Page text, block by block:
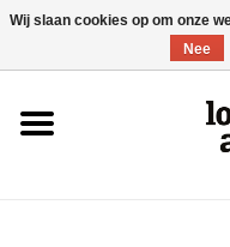
HOME
Wij slaan cookies op om onze
Nee